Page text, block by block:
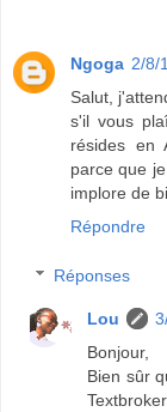
Ngoga 2/8/
Salut,
s'il vous
résides en
parce que
implore de
Répondre
Réponses
Lou
Bonjour,
Bien sûr